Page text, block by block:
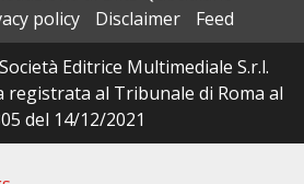
policy Disclaimer
Feed
Editrice Multimediale S.r.l.
registrata al Tribunale di Roma al
del 14/12/2021